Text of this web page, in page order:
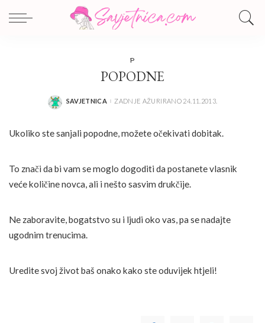
P
POPODNE
POSTED
SAVJETNICA ZADNJE AŽURIRANO 24.11.2013.
Ukoliko ste sanjali popodne, možete očekivati dobitak.
To znači da bi vam se moglo dogoditi da postanete vlasnik
veće količine novca, ali i nešto sasvim drukčije.
Ne zaboravite, bogatstvo su i ljudi oko vas, pa se nadajte
ugodnim trenucima.
Uredite svoj život baš onako kako ste oduvijek htjeli!